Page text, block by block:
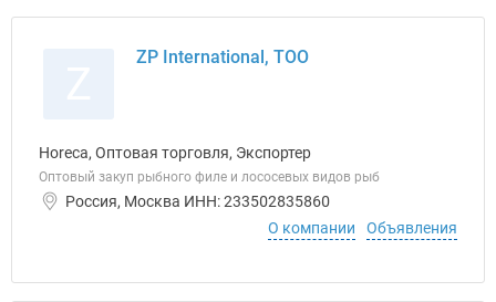
ZP International, ТОО
Horeca, Оптовая торговля, Экспортер
Оптовый закуп рыбного филе и лососевых видов рыб
Россия, Москва ИНН: 233502835860
О компании
Объявления